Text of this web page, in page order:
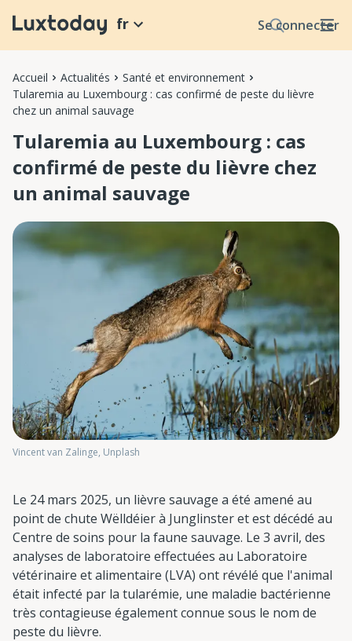
Se connecter
fr
Accueil Actualités
Santé et environnement
Tularemia au Luxembourg : cas confirmé de peste du lièvre
chez un animal sauvage
Tularemia au Luxembourg : cas
confirmé de peste du lièvre chez
un animal sauvage
Vincent van Zalinge, Unplash
Le 24 mars 2025, un lièvre sauvage a été amené au
point de chute Wëlldéier à Junglinster et est décédé au
Centre de soins pour la faune sauvage. Le 3 avril, des
analyses de laboratoire effectuées au Laboratoire
vétérinaire et alimentaire (LVA) ont révélé que l'animal
était infecté par la tularémie, une maladie bactérienne
très contagieuse également connue sous le nom de
peste du lièvre.